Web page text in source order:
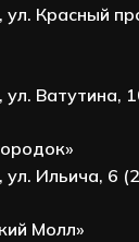
ул. Красный
ул. Ватутина,
ул. Ильича, 6
Молл»